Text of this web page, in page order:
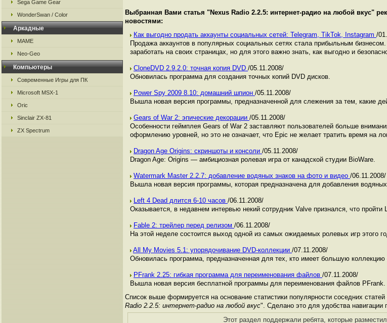
Sega Game Gear
WonderSwan / Color
Аркадные
MAME
Neo-Geo
Компьютеры
Современные Игры для ПК
Microsoft MSX-1
Oric
Sinclair ZX-81
ZX Spectrum
Выбранная Вами статья "Nexus Radio 2.2.5: интернет-радио на любой вкус"
новостями:
Как выгодно продать аккаунты социальных сетей: Telegram, TikTok, Instagram /
Продажа аккаунтов в популярных социальных сетях стала прибыльным
заработать на своих страницах, но для этого важно знать, как выгодно и
CloneDVD 2.9.2.0: точная копия DVD /05.11.2008/
Обновилась программа для создания точных копий DVD дисков.
Power Spy 2009 8.10: домашний шпион /05.11.2008/
Вышла новая версия программы, предназначенной для слежения за тем, какие
Gears of War 2: эпические декорации /05.11.2008/
Особенности геймплея Gears of War 2 заставляют пользователей больше
оформлению уровней, но это не означает, что Epic не желает тратить время на
Dragon Age Origins: скриншоты и консоли /05.11.2008/
Dragon Age: Origins — амбициозная ролевая игра от канадской студии BioWare.
Watermark Master 2.2.7: добавление водяных знаков на фото и видео /06.11.2008/
Вышла новая версия программы, которая предназначена для добавления водяных
Left 4 Dead длится 6-10 часов /06.11.2008/
Оказывается, в недавнем интервью некий сотрудник Valve признался, что
Fable 2: трейлер перед релизом /06.11.2008/
На этой неделе состоится выход одной из самых ожидаемых ролевых игр этого
All My Movies 5.1: упорядочивание DVD-коллекции /07.11.2008/
Обновилась программа, предназначенная для тех, кто имеет большую
PFrank 2.25: гибкая программа для переименования файлов /07.11.2008/
Вышла новая версия бесплатной программы для переименования файлов PFrank.
Список выше формируется на основание статистики популярности соседних
Radio 2.2.5: интернет-радио на любой вкус". Сделано это для удобства навигации
Этот раздел поддержали ребята, которые